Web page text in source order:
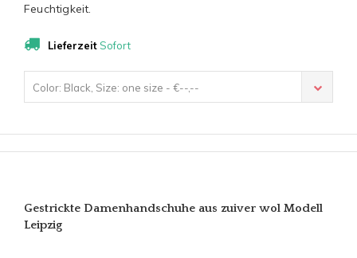
Feuchtigkeit.
LieferzeitSofort
Color: Black, Size: one size - €--,--
Gestrickte Damenhandschuhe aus zuiver wol Modell
Leipzig